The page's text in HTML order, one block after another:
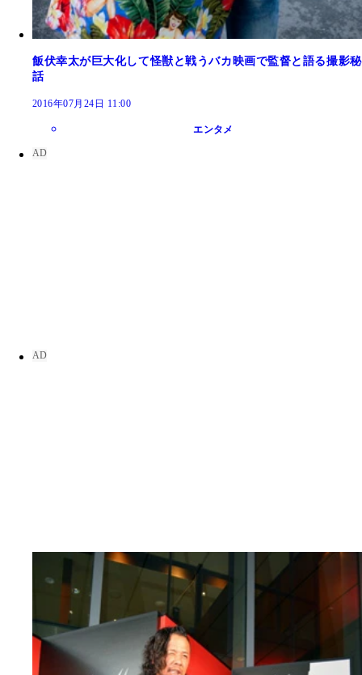
飯伏幸太が巨大化して怪獣と戦うバカ映画で監督と語る撮影秘
話
2016年07月24日 11:00
エンタメ